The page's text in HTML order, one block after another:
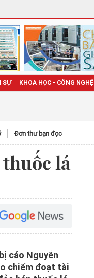
SỰ KHOA HỌC - CÔNG NGHỆ
Đơn thư bạn đọc
lá
cáo Nguyễn
chiếm đoạt tài